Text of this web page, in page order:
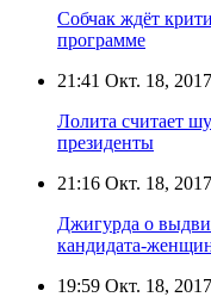
Собчак ждёт
программе
21:41 Окт. 18, 2017
Лолита считает
президенты
21:16 Окт. 18, 2017
Джигурда о
кандидата-
19:59 Окт. 18, 2017